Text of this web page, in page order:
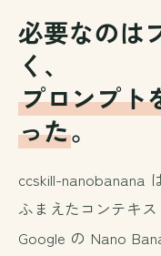
必要なのは
く、
プロンプト
った。
ccskill-nanobanana
ふまえたコンテキス
Google の Nano